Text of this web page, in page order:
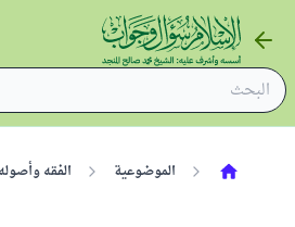
الموضوعية الفقه وأصوله